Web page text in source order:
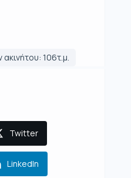
106τ.μ.
Twitter
LinkedIn